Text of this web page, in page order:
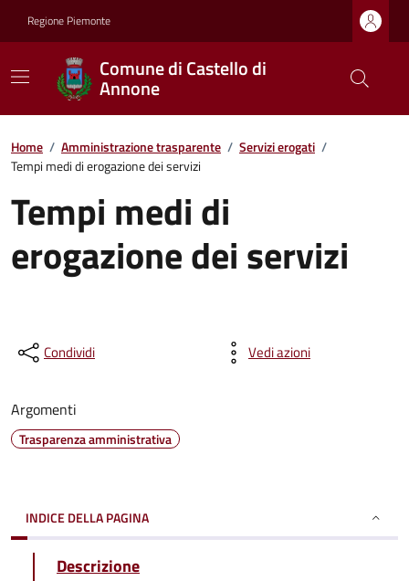
Regione Piemonte
Comune di Castello di
Annone
Home / Amministrazione trasparente / Servizi erogati /
Tempi medi di erogazione dei servizi
Tempi medi di
erogazione dei servizi
Condividi Vedi azioni
Argomenti
Trasparenza amministrativa
INDICE DELLA PAGINA
Descrizione